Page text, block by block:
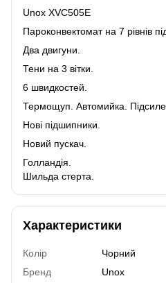
Unox XVC505E
Пароконвектомат на 7 рівнів
Два двигуни.
Тени на 3 вітки.
6 швидкостей.
Термощуп. Автомийка.
Нові підшипники.
Новий пускач.
Голландія.
Шильда стерта.
Характеристики
Колір
Чорний
Бренд
Unox